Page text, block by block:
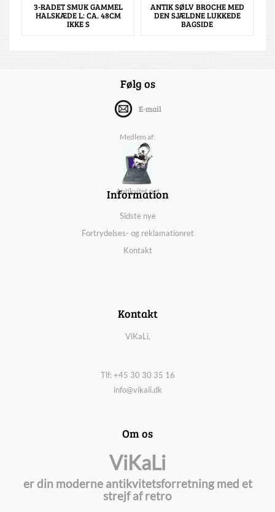
3-RADET SMUK GAMMEL
HALSKÆDE L: CA. 48CM
IKKE S
ANTIK SØLV BROCHE MED
DEN SJÆLDNE LUKKEDE
BAGSIDE
Følg os
E-mail
Medlem af:
Antikvitet.net
Information
Sidste nye
Fortrydelses- og reklamationret
Kontakt
Kontakt
ViKaLi,
Tlf: +45 30 30 35 16
info@vikali.dk
Om os
ViKaLi
er din moderne antikvitetsforretning med et
strejf af retro